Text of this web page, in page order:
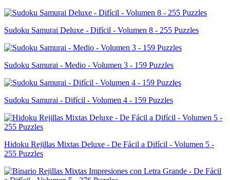
Sudoku Samurai Deluxe - Difícil - Volumen 8 - 255 Puzzles
Sudoku Samurai - Medio - Volumen 3 - 159 Puzzles
Sudoku Samurai - Difícil - Volumen 4 - 159 Puzzles
Hidoku Rejillas Mixtas Deluxe - De Fácil a Difícil - Volumen 5 -
255 Puzzles